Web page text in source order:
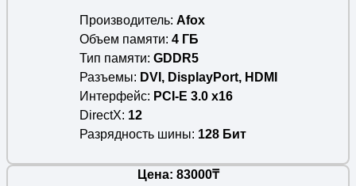
Производитель Afox
Объем памяти 4 ГБ
Тип памяти GDDR5
Разъемы
DVI, DisplayPort, HDMI
Интерфейс
PCI-E 3.0 x16
DirectX 12
Разрядность шины 128 Бит
Цена: 83000₸